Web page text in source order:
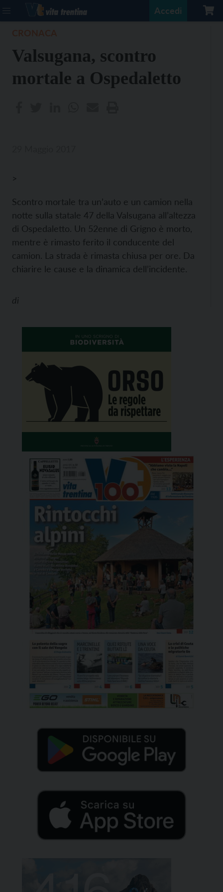
Accedi
Valsugana, scontro
mortale a Ospedaletto
>
Scontro mortale tra un’auto e un camion nella
notte sulla statale 47 della Valsugana all’altezza
di Ospedaletto. Un 52enne di Grigno è morto,
mentre è rimasto ferito il conducente del
camion. La strada è rimasta chiusa per ore. Da
chiarire le cause e la dinamica dell’incidente.
di